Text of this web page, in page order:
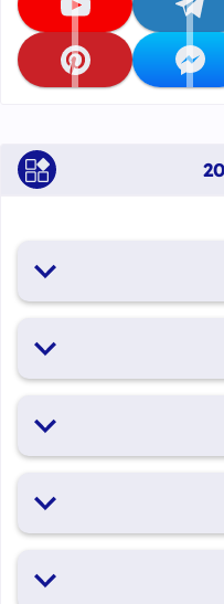
تابعنا على telegram تابعنا على youtube
تابعنا على messenger تابعنا على pinterest